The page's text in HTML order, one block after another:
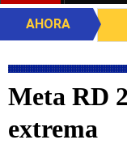
AHORA
Meta RD
extrema